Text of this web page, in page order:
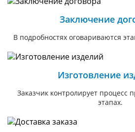
Заключение
В подробностях оговариваются
Изготовление
Заказчик контролирует процесс
этапах.